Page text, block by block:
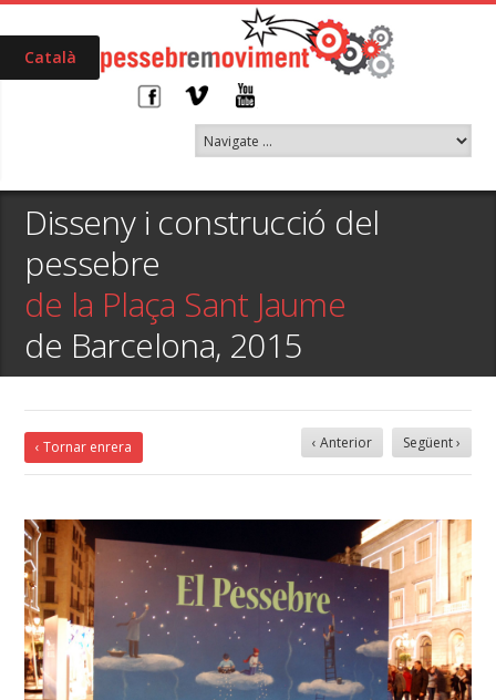
Català
Disseny i construcció del
pessebre
de la Plaça Sant Jaume
de Barcelona, 2015
‹ Tornar enrera ‹ Anterior Següent ›